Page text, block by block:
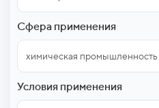
Сфера применения
химическая промышленность
Условия применения